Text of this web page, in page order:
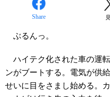
Share
ぶるんっ。
ハイテク化された車の運
ンがブートする。電気が供
せいに目をさまし始める。